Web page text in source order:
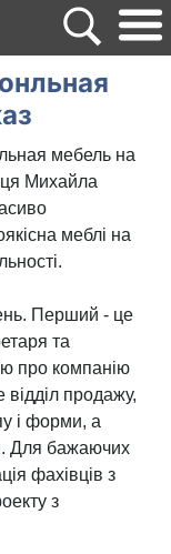
мебель на
Михайла
меблі на
Перший - це
та
про компанію
відділ продажу,
і форми, а
Для бажаючих
фахівців з
з